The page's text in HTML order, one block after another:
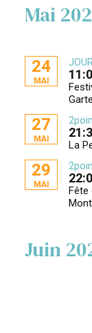
Mai
24
MAI
27
MAI La
29
MAI
Fête
Juin